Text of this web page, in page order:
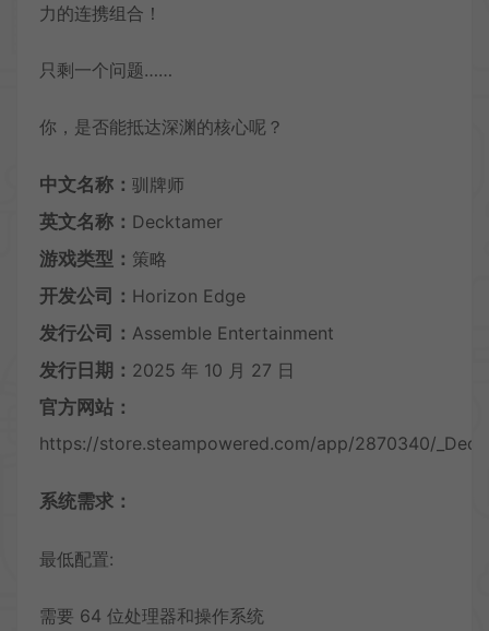
力的连携组合！
只剩一个问题……
你，是否能抵达深渊的核心呢？
中文名称： 驯牌师
英文名称： Decktamer
游戏类型： 策略
开发公司： Horizon Edge
发行公司： Assemble Entertainment
发行日期： 2025 年 10 月 27 日
官方网站：
https://store.steampowered.com/app/2870340/
系统需求：
最低配置:
需要 64 位处理器和操作系统